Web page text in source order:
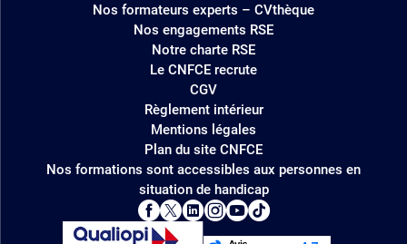
Nos formateurs experts – CVthèque
Nos engagements RSE
Notre charte RSE
Le CNFCE recrute
CGV
Règlement intérieur
Mentions légales
Plan du site CNFCE
Nos formations sont accessibles aux personnes en
situation de handicap